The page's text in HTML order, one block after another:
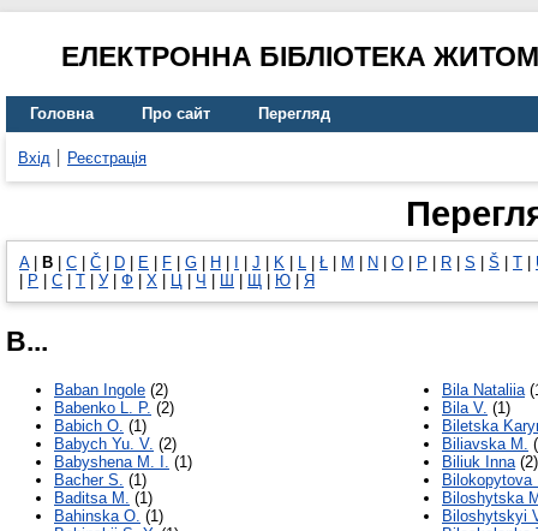
ЕЛЕКТРОННА БІБЛІОТЕКА
Головна Про сайт Перегляд
Вхід Реєстрація
A| B C Č D E F G H J K L Ł M N O P R S Š T
Р С Т У| Ф Х Ц Ч Ш Щ Ю Я
B...
Baban Іngole (2)
Babenko L. P. (2)
Babich O. (1)
Babych Yu. V. (2)
Babyshena M. I. (1)
Bacher S. (1)
Baditsa М. (1)
Bahinska O. (1)
Bila Nataliia
Bila V. (1)
Biletska
Biliavska M.
Biliuk Inna(2)
Bilokopytova
Biloshytska
Biloshytskyi